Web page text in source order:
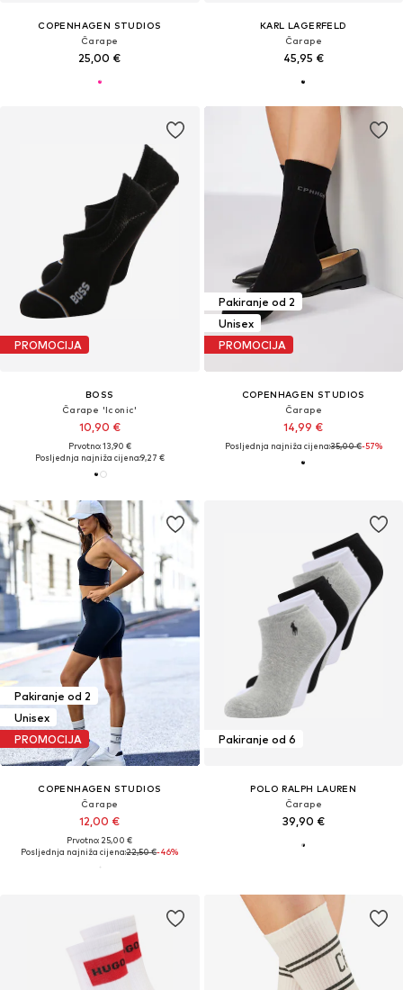
COPENHAGEN STUDIOS
Čarape
25,00 €
KARL LAGERFELD
Čarape
45,95 €
PROMOCIJA
BOSS
Čarape 'Iconic'
10,90 €
Prvotno: 13,90 €
Posljednja najniža cijena:9,27 €
Pakiranje od 2
Unisex
PROMOCIJA
COPENHAGEN STUDIOS
Čarape
14,99 €
Posljednja najniža cijena:35,00 €-57%
Pakiranje od 2
Unisex
PROMOCIJA
COPENHAGEN STUDIOS
Čarape
12,00 €
Prvotno: 25,00 €
Posljednja najniža cijena:22,50 €-46%
Pakiranje od 6
POLO RALPH LAUREN
Čarape
39,90 €